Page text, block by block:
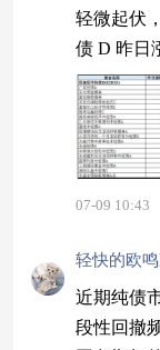
轻微起伏
债 D 昨日
券，弱化
行情拐点
07-09 10:43
轻快的欧
近期纯债
段性回撤